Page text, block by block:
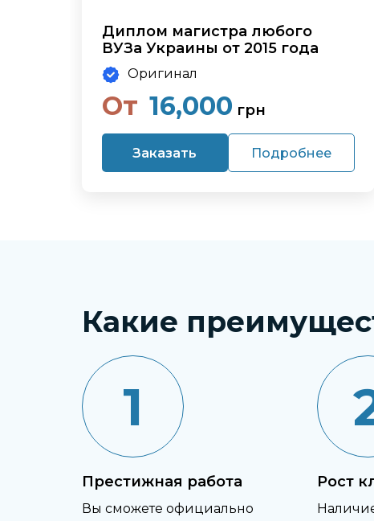
Диплом магистра любого
ВУЗа Украины от 2015 года
Оригинал
От 16,000 грн
Заказать Подробнее
Какие
1
Престижная работа
Вы сможете официально
Рост